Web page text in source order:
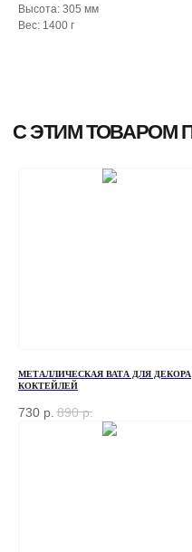
Высота: 305 мм
Вес: 1400 г
МЕТАЛЛИЧЕСКАЯ ВАТА ДЛЯ ДЕКОРА
КОКТЕЙЛЕЙ
730 р. 890 р.